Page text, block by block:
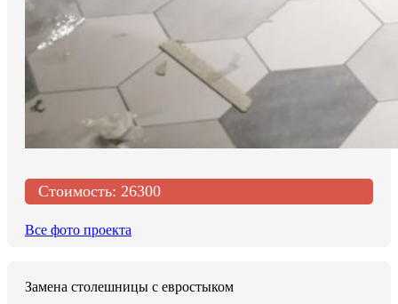
Стоимость: 26300
Все фото проекта
Замена столешницы с евростыком